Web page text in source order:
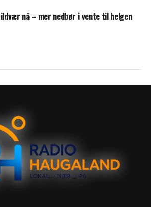
nå – mer nedbør i vente til helgen